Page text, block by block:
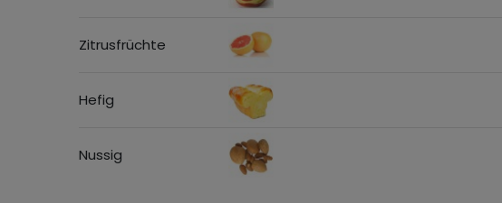
Zitrusfrüchte
Hefig
Nussig